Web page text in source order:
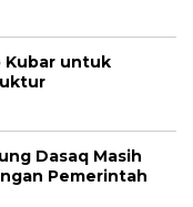
Kubar untuk
Dasaq Masih
Pemerintah